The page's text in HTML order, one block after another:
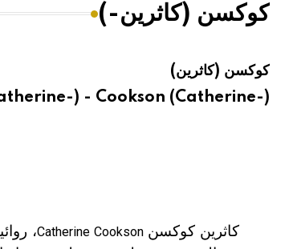
هيئة الموسوعة العربية تطلق موسوعاتكوكسن (كاثرين-)
كوكسن (كاثرين)
) - Cookson (Catherine-)
كاثرين كوكسنCatherine Cookson،